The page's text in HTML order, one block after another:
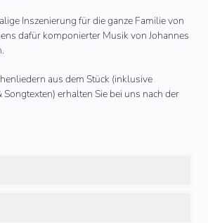
Inszenierung für die ganze Familie von
dafür komponierter Musik von Johannes
aus dem Stück (inklusive
erhalten Sie bei uns nach der